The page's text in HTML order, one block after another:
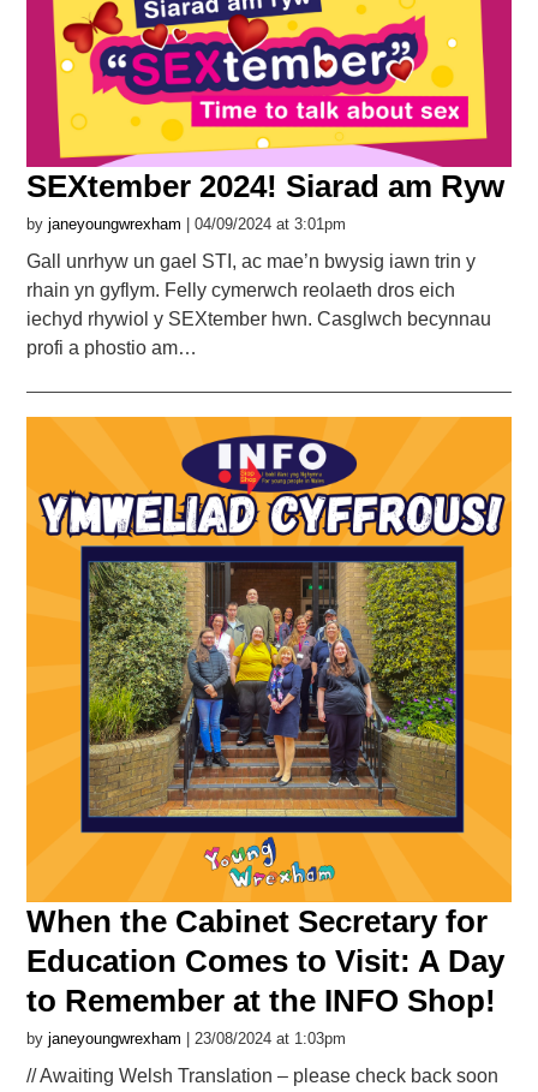
SEXtember 2024! Siarad am Ryw
byjaneyoungwrexham | 04/09/2024 at 3:01pm
Gall unrhyw un gael STI, ac mae’n bwysig iawn trin y
rhain yn gyflym. Felly cymerwch reolaeth dros eich
iechyd rhywiol y SEXtember hwn. Casglwch becynnau
profi a phostio am…
When the Cabinet Secretary for
Education Comes to Visit: A Day
to Remember at the INFO Shop!
byjaneyoungwrexham | 23/08/2024 at 1:03pm
// Awaiting Welsh Translation – please check back soon